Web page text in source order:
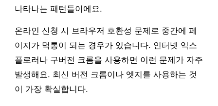
나타나는 패턴들이에요.
온라인 신청 시 브라우저 호환성 문제로 중간에 페
이지가 먹통이 되는 경우가 있습니다. 인터넷 익스
플로러나 구버전 크롬을 사용하면 이런 문제가 자주
발생해요. 최신 버전 크롬이나 엣지를 사용하는 것
이 가장 확실합니다.